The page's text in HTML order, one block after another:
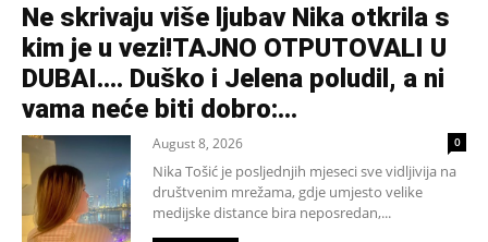
Ne skrivaju više ljubav Nika otkrila s
kim je u vezi!TAJNO OTPUTOVALI U
DUBAI…. Duško i Jelena poludil, a ni
vama neće biti dobro:...
August 8, 2026 0
Nika Tošić je posljednjih mjeseci sve vidljivija na
društvenim mrežama, gdje umjesto velike
medijske distance bira neposredan,...